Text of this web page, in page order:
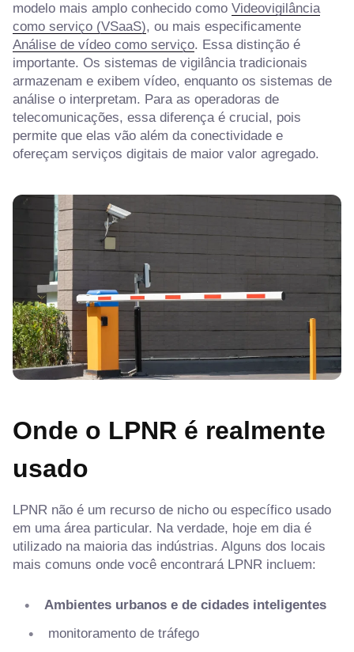
modelo mais amplo conhecido como Videovigilância
como serviço (VSaaS), ou mais especificamente
Análise de vídeo como serviço. Essa distinção é
importante. Os sistemas de vigilância tradicionais
armazenam e exibem vídeo, enquanto os sistemas de
análise o interpretam. Para as operadoras de
telecomunicações, essa diferença é crucial, pois
permite que elas vão além da conectividade e
ofereçam serviços digitais de maior valor agregado.
Onde o LPNR é realmente
usado
LPNR não é um recurso de nicho ou específico usado
em uma área particular. Na verdade, hoje em dia é
utilizado na maioria das indústrias. Alguns dos locais
mais comuns onde você encontrará LPNR incluem:
Ambientes urbanos e de cidades inteligentes
monitoramento de tráfego